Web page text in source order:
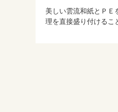
美しい雲流和紙とＰＥ
理を直接盛り付けるこ